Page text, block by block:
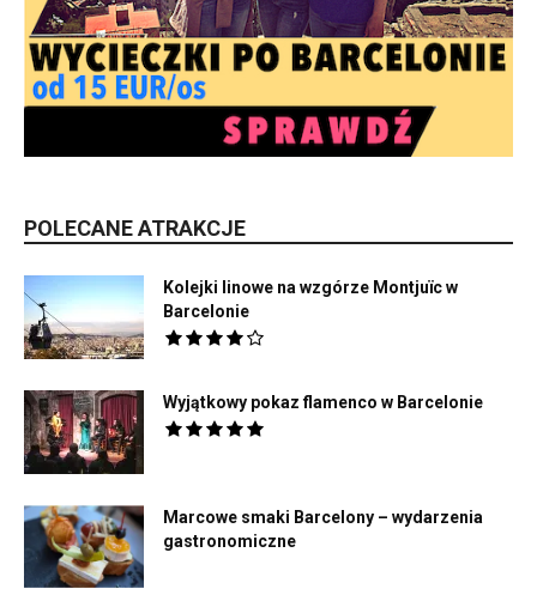
POLECANE ATRAKCJE
Kolejki linowe na wzgórze Montjuïc w
Barcelonie
Wyjątkowy pokaz flamenco w Barcelonie
Marcowe smaki Barcelony – wydarzenia
gastronomiczne